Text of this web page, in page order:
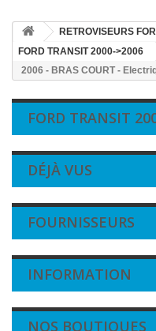
RETROVISEURS
FORD TRANSIT 2000->2006
2006 - BRAS COURT -
FORD TRANSIT
DÉJÀ VUS
FOURNISSEURS
INFORMATION
NOS BOUTIQUES